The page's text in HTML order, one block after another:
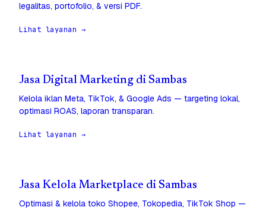
legalitas, portofolio, & versi PDF.
Lihat layanan →
Jasa Digital Marketing di Sambas
Kelola iklan Meta, TikTok, & Google Ads — targeting lokal,
optimasi ROAS, laporan transparan.
Lihat layanan →
Jasa Kelola Marketplace di Sambas
Optimasi & kelola toko Shopee, Tokopedia, TikTok Shop —